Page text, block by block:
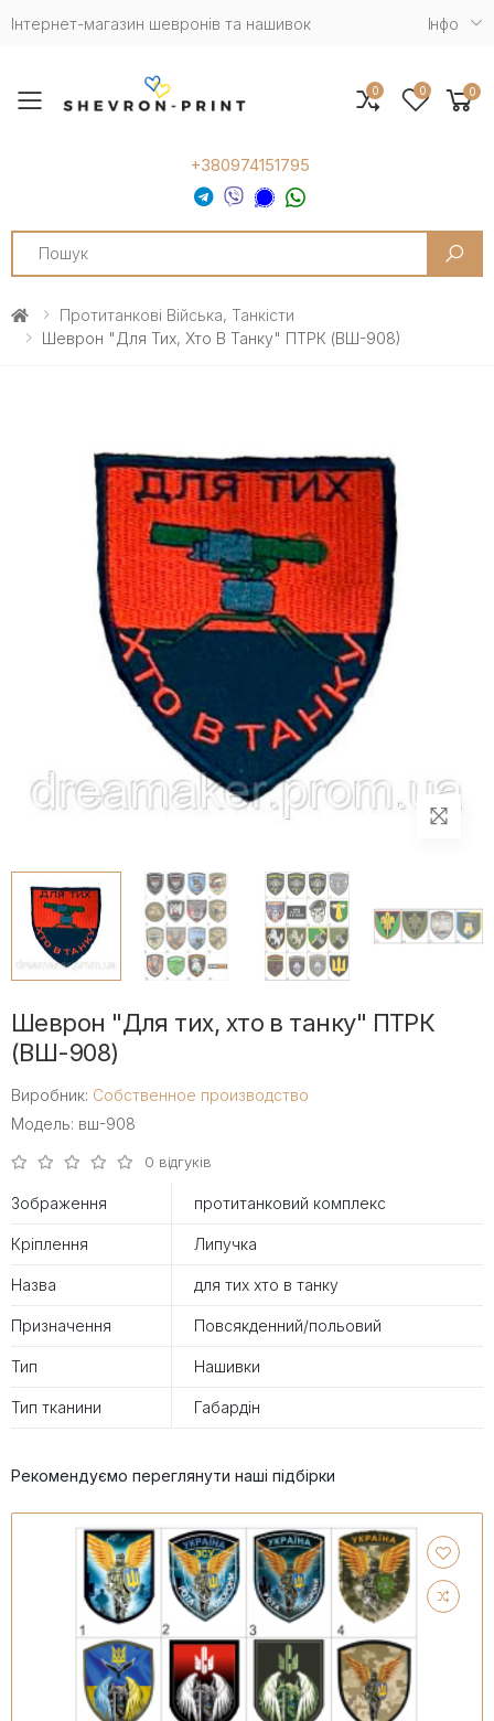
Інтернет-магазин шевронів та нашивок Iнфо
Toggle mobile menu
+380974151795
Search
0 0 0
Протитанкові Війська, Танкісти
Шеврон "Для Тих, Хто В Танку" ПТРК (ВШ-908)
Шеврон "Для тих, хто в танку" ПТРК
(ВШ-908)
Виробник: Собственное производство
Модель: вш-908
0 відгуків
Зображення протитанковий комплекс
Кріплення Липучка
Назва для тих хто в танку
Призначення Повсякденний/польовий
Тип Нашивки
Тип тканини Габардін
Рекомендуємо переглянути наші підбірки